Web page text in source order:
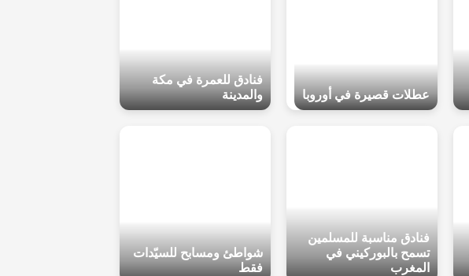
عطلات قصيرة في أوروبا
فنادق للعمرة في مكة
والمدينة
فنادق مناسبة للمسلمين
تسمح بالبوركيني في
المغرب
شواطئ ومسابح للسيّدات
فقط